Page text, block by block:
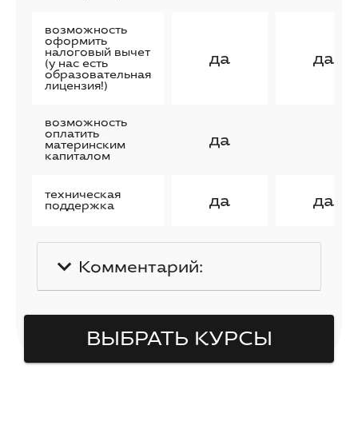
возможность
оформить
налоговый вычет
(у нас есть
образовательная
лицензия!)
да да
возможность
оплатить
материнским
капиталом
да
техническая
поддержка
да да
Комментарий:
ВЫБРАТЬ КУРСЫ